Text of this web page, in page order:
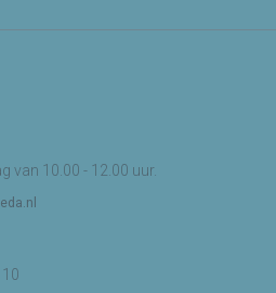
van 10.00 - 12.00 uur.